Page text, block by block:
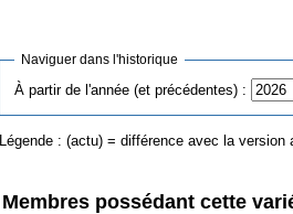
Naviguer dans l'historique
À partir de l'année (et précédentes) :
Légende : (actu) = différence avec la
Membres possédant cette